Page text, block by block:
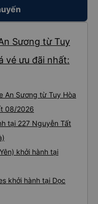
Sương từ Tuy
vé ưu đãi nhất:
An Sương từ Tuy Hòa
08/2026
tại 227 Nguyễn Tất
khởi hành tại
khởi hành tại Dọc